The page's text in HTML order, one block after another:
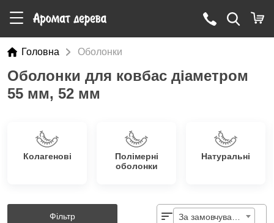
Головна Оболонки
Оболонки для ковбас діаметром
55 мм, 52 мм
Колагенові
Полімерні
оболонки
Натуральні
Фільтр